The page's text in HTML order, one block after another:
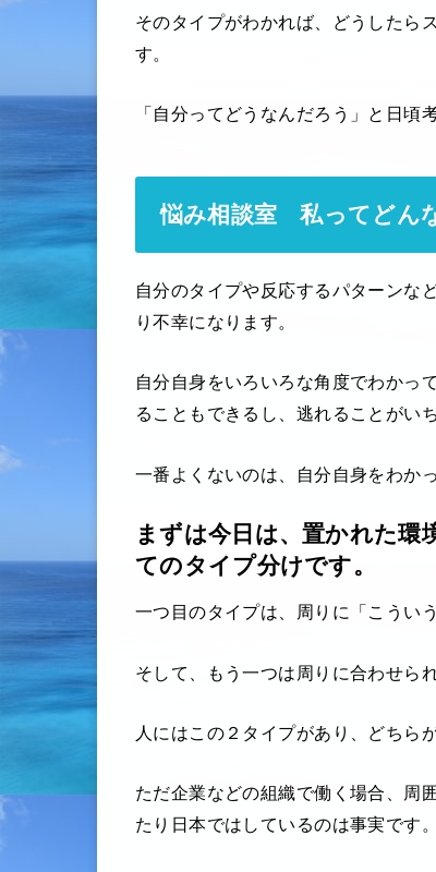
そのタイプがわかれば、どうしたら
す。
「自分ってどうなんだろう」と日頃
悩み相談室 私ってどん
自分のタイプや反応するパターンな
り不幸になります。
自分自身をいろいろな角度でわかっ
ることもできるし、逃れることがい
一番よくないのは、自分自身をわか
まずは今日は、置かれた
てのタイプ分けです。
一つ目のタイプは、周りに「こうい
そして、もう一つは周りに合わせら
人にはこの２タイプがあり、どちら
ただ企業などの組織で働く場合、周
たり日本ではしているのは事実です。